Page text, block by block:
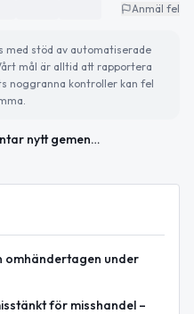
Anmäl fel
med stöd av automatiserade
mål är alltid att rapportera
noggranna kontroller kan fel
Härnösand antar nytt gemensamt reglemente
omhändertagen under
för misshandel –